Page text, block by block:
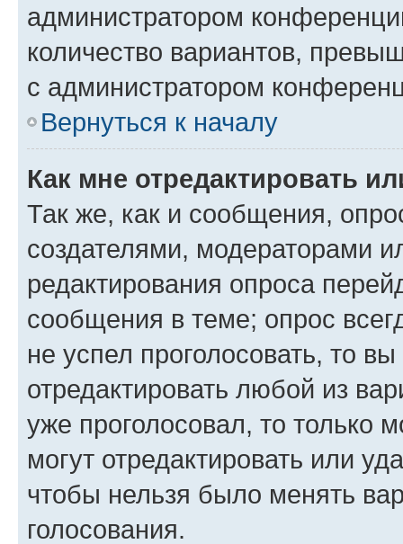
администратором
количество вариантов,
с администратором
Вернуться к началу
Как мне отредактировать
Так же, как и сообщения,
создателями, модераторами
редактирования опроса
сообщения в теме; опрос
не успел проголосовать, то
отредактировать любой из
уже проголосовал, то только
могут отредактировать или
чтобы нельзя было менять
голосования.